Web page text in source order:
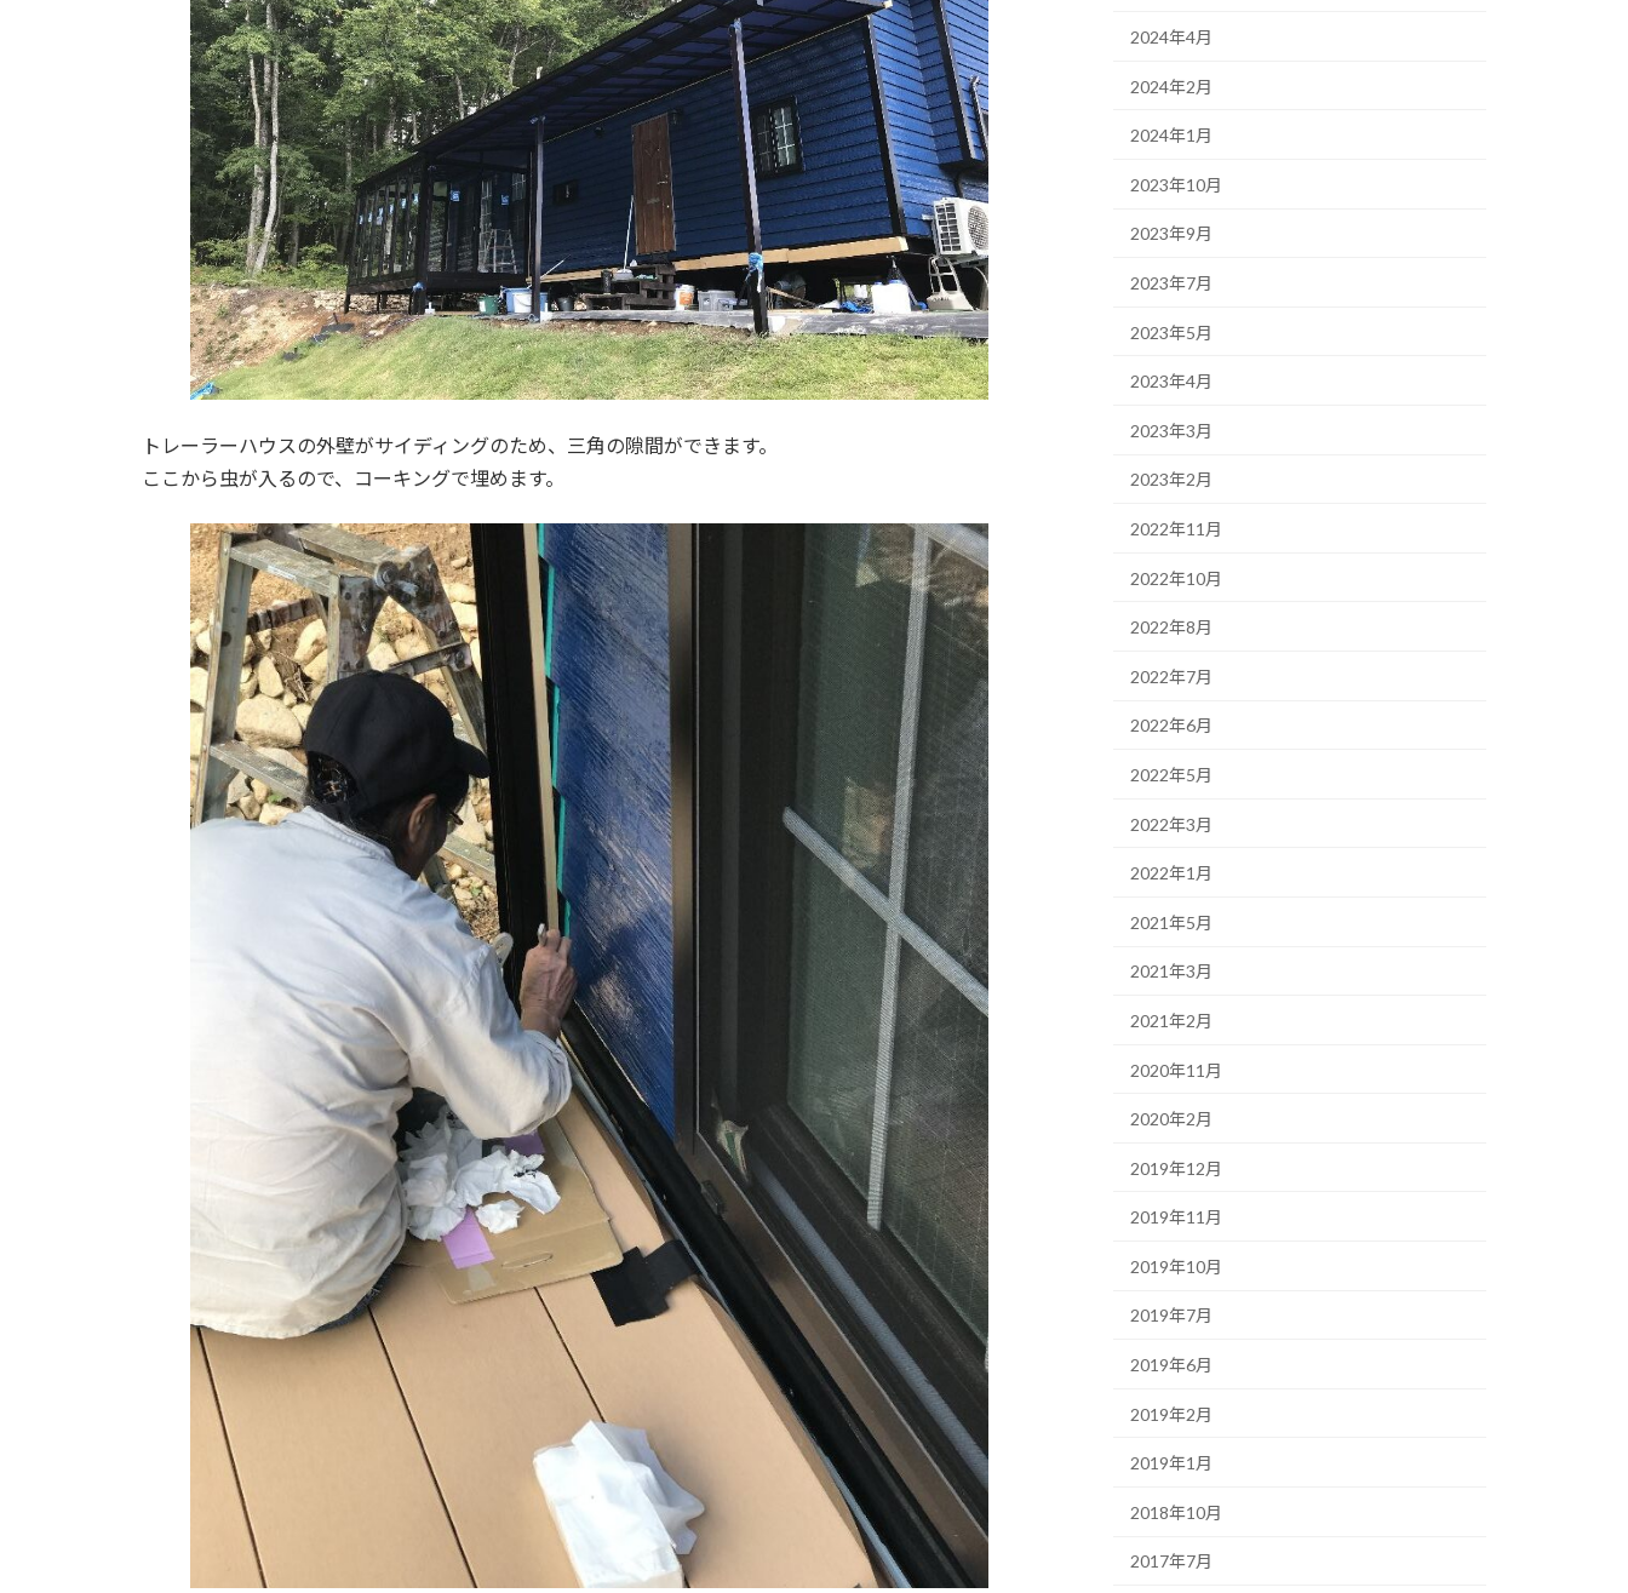
トレーラーハウスの外壁がサイディングのため、三角の隙間ができます。
ここから虫が入るので、コーキングで埋めます。
2024年4月
2024年2月
2024年1月
2023年10月
2023年9月
2023年7月
2023年5月
2023年4月
2023年3月
2023年2月
2022年11月
2022年10月
2022年8月
2022年7月
2022年6月
2022年5月
2022年3月
2022年1月
2021年5月
2021年3月
2021年2月
2020年11月
2020年2月
2019年12月
2019年11月
2019年10月
2019年7月
2019年6月
2019年2月
2019年1月
2018年10月
2017年7月